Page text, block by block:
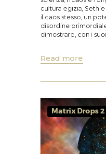
cultura egizia, Seth
il caos stesso, un
disordine
dimostrare, con i
Read more
Matrix Drops 2